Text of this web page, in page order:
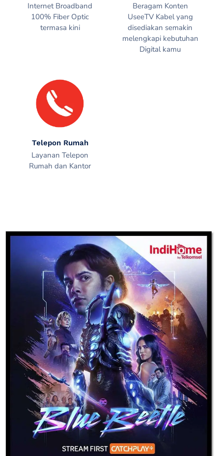
Internet Broadband
100% Fiber Optic
termasa kini
Beragam Konten
UseeTV Kabel yang
disediakan semakin
melengkapi kebutuhan
Digital kamu
Telepon Rumah
Layanan Telepon
Rumah dan Kantor